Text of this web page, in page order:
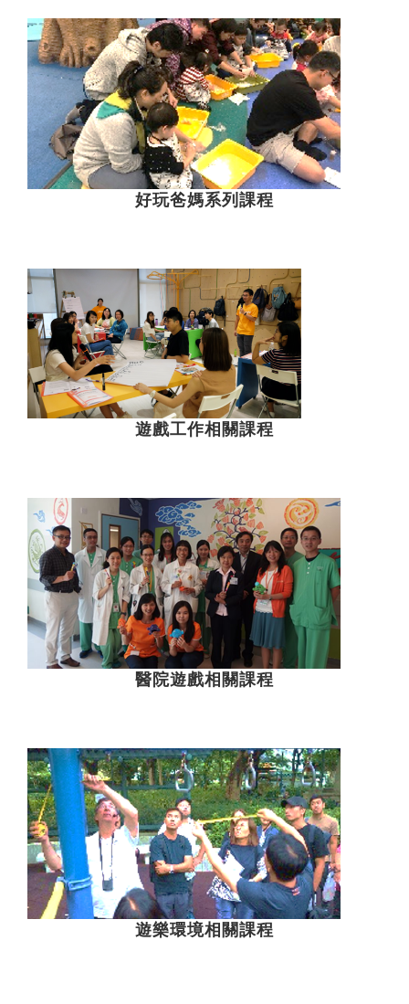
好玩爸媽系列課程
遊戲工作相關課程
醫院遊戲相關課程
遊樂環境相關課程